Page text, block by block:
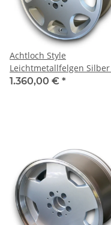
Achtloch Style
Leichtmetallfelgen Silber
Mercedes W109 8x17 ET
1.360,00 € *